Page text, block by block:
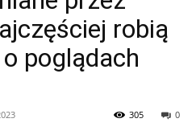
robią
poglądach
0
305